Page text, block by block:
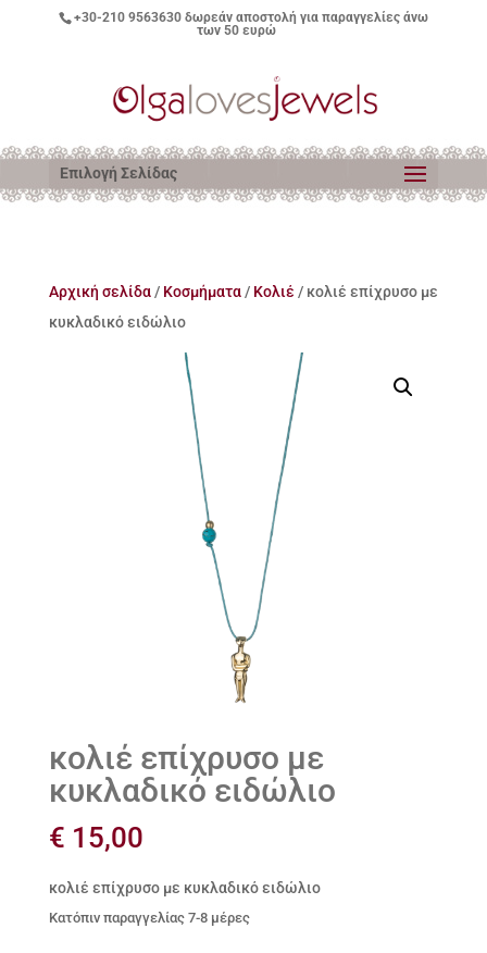
+30-210 9563630δωρεάν αποστολή για παραγγελίες άνω
των 50 ευρώ
Επιλογή Σελίδας
Αρχική σελίδα/ Κοσμήματα/ Κολιέ / κολιέ επίχρυσο με
κυκλαδικό ειδώλιο
κολιέ επίχρυσο με
κυκλαδικό ειδώλιο
€ 15,00
κολιέ επίχρυσο με κυκλαδικό ειδώλιο
Κατόπιν παραγγελίας 7-8 μέρες